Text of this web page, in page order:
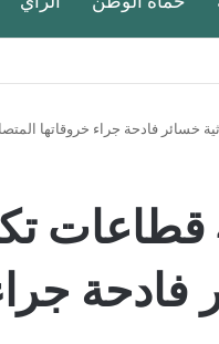
الحديدة.. اشتباكات في 4
فادحة